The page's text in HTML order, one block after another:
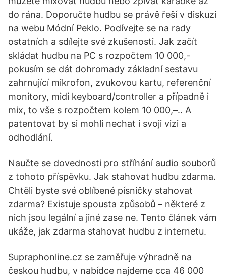
do rána. Doporučte hudbu se právě řeší v diskuzi
na webu Módní Peklo. Podívejte se na rady
ostatních a sdílejte své zkušenosti. Jak začít
skládat hudbu na PC s rozpočtem 10 000,-
pokusím se dát dohromady základní sestavu
zahrnující mikrofon, zvukovou kartu, referenční
monitory, midi keyboard/controller a případně i
mix, to vše s rozpočtem kolem 10 000,–.. A
patentovat by si mohli nechat i svoji vizi a
odhodlání.
Naučte se dovednosti pro stříhání audio souborů
z tohoto příspěvku. Jak stahovat hudbu zdarma.
Chtěli byste své oblíbené písničky stahovat
zdarma? Existuje spousta způsobů – některé z
nich jsou legální a jiné zase ne. Tento článek vám
ukáže, jak zdarma stahovat hudbu z internetu.
Supraphonline.cz se zaměřuje výhradně na
českou hudbu, v nabídce najdeme cca 46 000